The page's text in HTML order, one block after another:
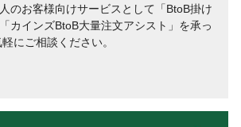
●使用後のシーツに付着したウンチは必ず取
除いて、ご家庭 のトイレに処理してくださ
い。地域によって処理方法が異なる 場合が
のお客様向けサービスとして「BtoB掛け
カインズBtoB大量注文アシスト」を承っ
にご相談ください。